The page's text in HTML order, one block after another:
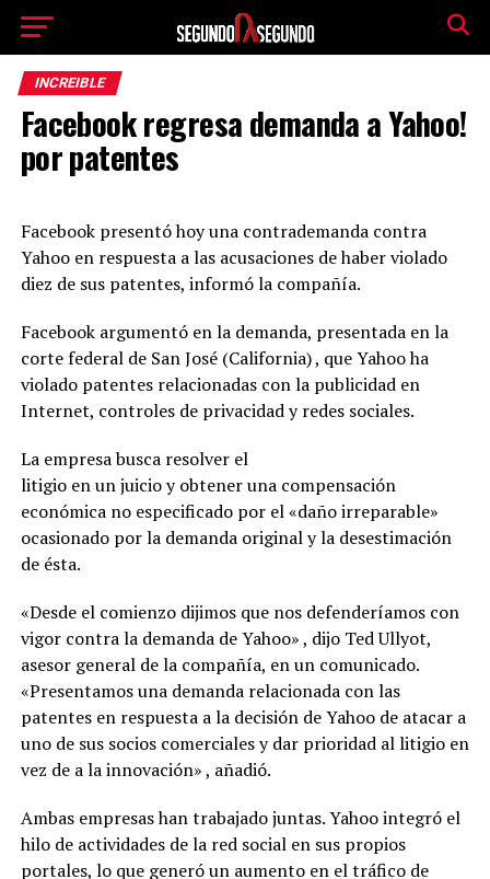
INCREIBLE
Facebook regresa demanda a Yahoo!
por patentes
Facebook presentó hoy una contrademanda contra
Yahoo en respuesta a las acusaciones de haber violado
diez de sus patentes, informó la compañía.
Facebook argumentó en la demanda, presentada en la
corte federal de San José (California) , que Yahoo ha
violado patentes relacionadas con la publicidad en
Internet, controles de privacidad y redes sociales.
La empresa busca resolver el
litigio en un juicio y obtener una compensación
económica no especificado por el «daño irreparable»
ocasionado por la demanda original y la desestimación
de ésta.
«Desde el comienzo dijimos que nos defenderíamos con
vigor contra la demanda de Yahoo» , dijo Ted Ullyot,
asesor general de la compañía, en un comunicado.
«Presentamos una demanda relacionada con las
patentes en respuesta a la decisión de Yahoo de atacar a
uno de sus socios comerciales y dar prioridad al litigio en
vez de a la innovación» , añadió.
Ambas empresas han trabajado juntas. Yahoo integró el
hilo de actividades de la red social en sus propios
portales, lo que generó un aumento en el tráfico de